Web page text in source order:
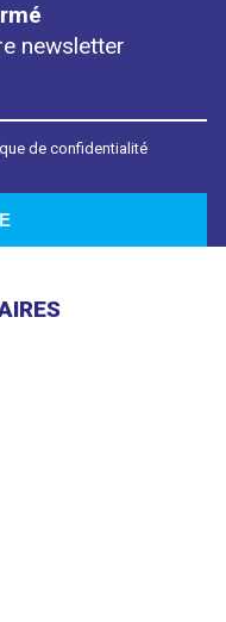
newsletter
de confidentialité